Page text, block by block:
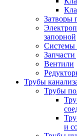
Затворы
запорной
Системы
Вентили
Трубы
Трубы
и